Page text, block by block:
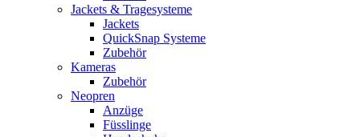
Jackets & Tragesysteme
Jackets
QuickSnap Systeme
Zubehör
Kameras
Zubehör
Neopren
Anzüge
Füsslinge